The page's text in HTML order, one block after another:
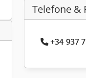
Telefone &
+34 937